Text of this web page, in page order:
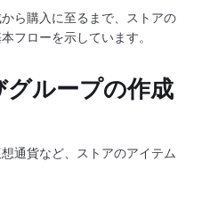
ら購入に至るまで、ストアの
フローを示しています。
ループの作成
通貨など、ストアのアイテム